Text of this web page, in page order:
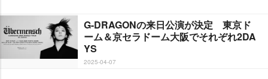
G-DRAGONの来日公演が決定 東京ド
ーム＆京セラドーム大阪でそれぞれ2DA
YS
2025-04-07